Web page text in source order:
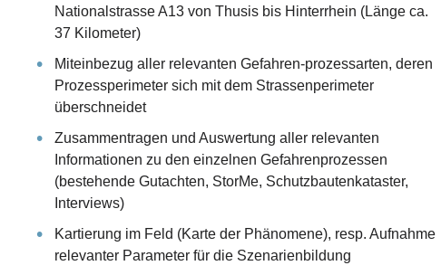
Nationalstrasse A13 von Thusis bis Hinterrhein (Länge ca.
37 Kilometer)
Miteinbezug aller relevanten Gefahren-prozessarten, deren
Prozessperimeter sich mit dem Strassenperimeter
überschneidet
Zusammentragen und Auswertung aller relevanten
Informationen zu den einzelnen Gefahrenprozessen
(bestehende Gutachten, StorMe, Schutzbautenkataster,
Interviews)
Kartierung im Feld (Karte der Phänomene), resp. Aufnahme
relevanter Parameter für die Szenarienbildung